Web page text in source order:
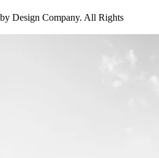
Design Company. All Rights